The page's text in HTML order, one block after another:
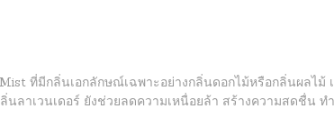
ที่มีกลิ่นเอกลักษณ์เฉพาะอย่างกลิ่นดอกไม้หรือกลิ่นผลไม้
ลาเวนเดอร์ ยังช่วยลดความเหนื่อยล้า สร้างความสดชื่น ท